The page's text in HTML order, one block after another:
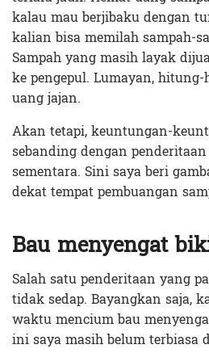
kalau mau berjibaku dengan
kalian bisa memilah sampah-
Sampah yang masih layak
ke pengepul. Lumayan,
uang jajan.
Akan tetapi, keuntungan-
sebanding dengan
sementara. Sini saya beri
dekat tempat pembuangan
Bau menyengat
Salah satu penderitaan yang
tidak sedap. Bayangkan saja,
waktu mencium bau
ini saya masih belum terbiasa